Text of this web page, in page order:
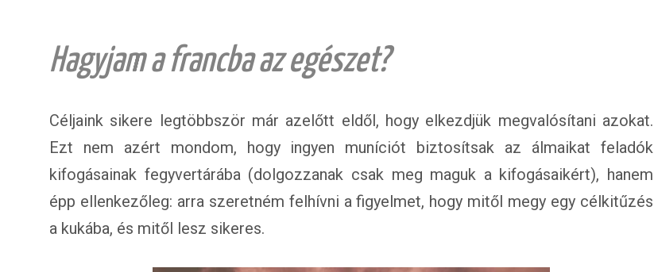
Hagyjam a francba az egészet?
Céljaink sikere legtöbbször már azelőtt eldől, hogy elkezdjük megvalósítani azokat.
Ezt nem azért mondom, hogy ingyen muníciót biztosítsak az álmaikat feladók
kifogásainak fegyvertárába (dolgozzanak csak meg maguk a kifogásaikért), hanem
épp ellenkezőleg: arra szeretném felhívni a figyelmet, hogy mitől megy egy célkitűzés
a kukába, és mitől lesz sikeres.